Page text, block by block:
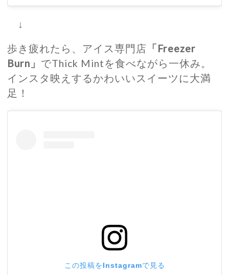
↓
歩き疲れたら、アイス専門店 「Freezer
Burn」 でThick Mintを食べながら一休み。
インスタ映えするかわいいスイーツに大満
足！
この投稿をInstagramで見る